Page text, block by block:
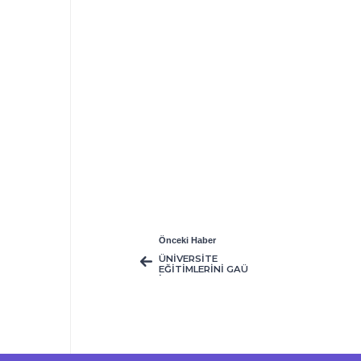
Önceki Haber
ÜNİVERSİTE
EĞİTİMLERİNİ GAÜ